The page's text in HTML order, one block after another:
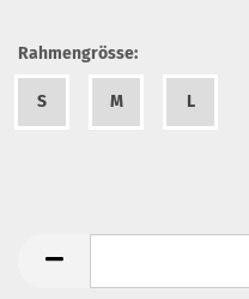
Rahmengrösse:
S M L